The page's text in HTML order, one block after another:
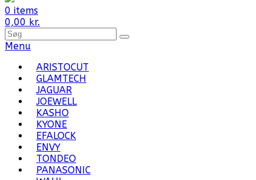
0 items
0,00 kr.
Search
for
Menu
ARISTOCUT
GLAMTECH
JAGUAR
JOEWELL
KASHO
KYONE
EFALOCK
ENVY
TONDEO
PANASONIC